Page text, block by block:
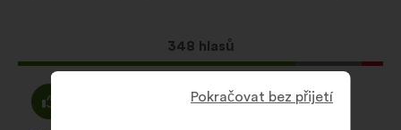
Tento
návrh
získal:
348 hlasů
Souhlasím
:
Neutrální
18%
Pokračovat bez přijetí